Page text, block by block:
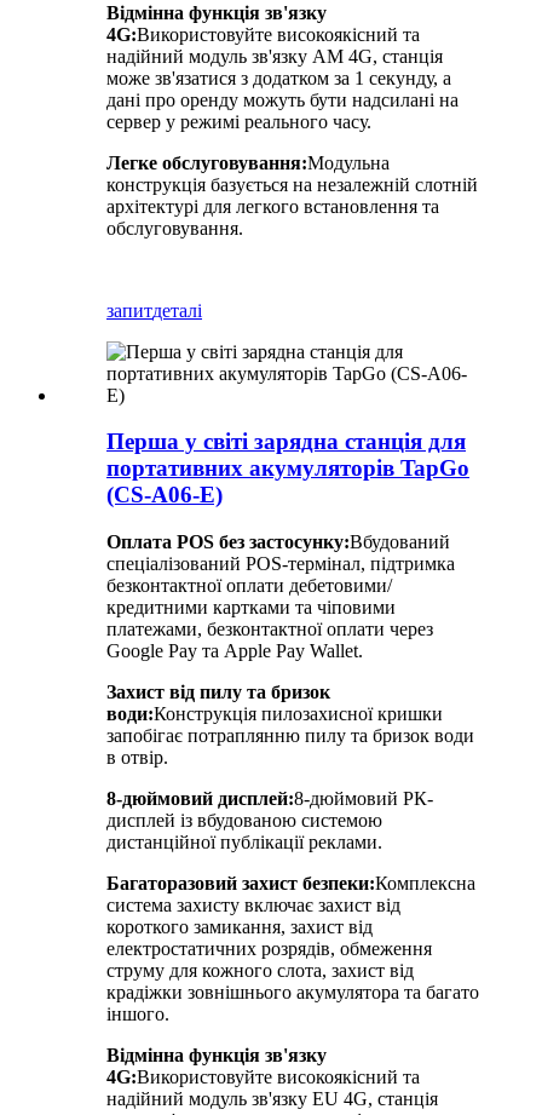
Відмінна функція зв'язку
4G:Використовуйте високоякісний та
надійний модуль зв'язку AM 4G, станція
може зв'язатися з додатком за 1 секунду, а
дані про оренду можуть бути надсилані на
сервер у режимі реального часу.
Легке обслуговування:Модульна
конструкція базується на незалежній слотній
архітектурі для легкого встановлення та
обслуговування.
запитдеталі
Перша у світі зарядна станція для
портативних акумуляторів TapGo
(CS-A06-E)
Оплата POS без застосунку:Вбудований
спеціалізований POS-термінал, підтримка
безконтактної оплати дебетовими/
кредитними картками та чіповими
платежами, безконтактної оплати через
Google Pay та Apple Pay Wallet.
Захист від пилу та бризок
води:Конструкція пилозахисної кришки
запобігає потраплянню пилу та бризок води
в отвір.
8-дюймовий дисплей:8-дюймовий РК-
дисплей із вбудованою системою
дистанційної публікації реклами.
Багаторазовий захист безпеки:Комплексна
система захисту включає захист від
короткого замикання, захист від
електростатичних розрядів, обмеження
струму для кожного слота, захист від
крадіжки зовнішнього акумулятора та багато
іншого.
Відмінна функція зв'язку
4G:Використовуйте високоякісний та
надійний модуль зв'язку EU 4G, станція